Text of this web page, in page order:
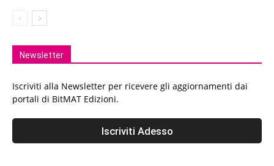
Newsletter
Iscriviti alla Newsletter per ricevere gli aggiornamenti dai
portali di BitMAT Edizioni.